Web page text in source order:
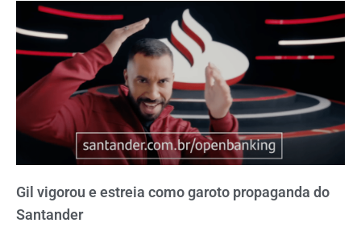
Gil vigorou e estreia como garoto propaganda do
Santander